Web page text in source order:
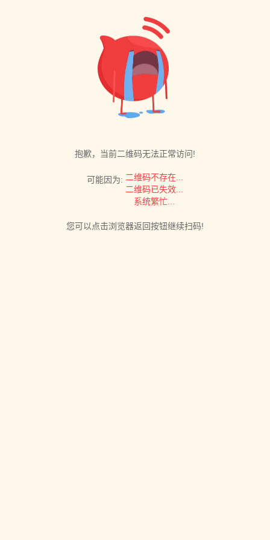
抱歉，当前二维码无法正常访问!
可能因为: 二维码不存在...
二维码已失效...
系统繁忙...
您可以点击浏览器返回按钮继续扫码!